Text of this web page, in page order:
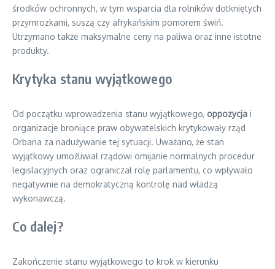
środków ochronnych, w tym wsparcia dla rolników dotkniętych
przymrozkami, suszą czy afrykańskim pomorem świń.
Utrzymano także maksymalne ceny na paliwa oraz inne istotne
produkty.
Krytyka stanu wyjątkowego
Od początku wprowadzenia stanu wyjątkowego, oppozycja i
organizacje broniące praw obywatelskich krytykowały rząd
Orbana za nadużywanie tej sytuacji. Uważano, że stan
wyjątkowy umożliwiał rządowi omijanie normalnych procedur
legislacyjnych oraz ograniczał rolę parlamentu, co wpływało
negatywnie na demokratyczną kontrolę nad władzą
wykonawczą.
Co dalej?
Zakończenie stanu wyjątkowego to krok w kierunku